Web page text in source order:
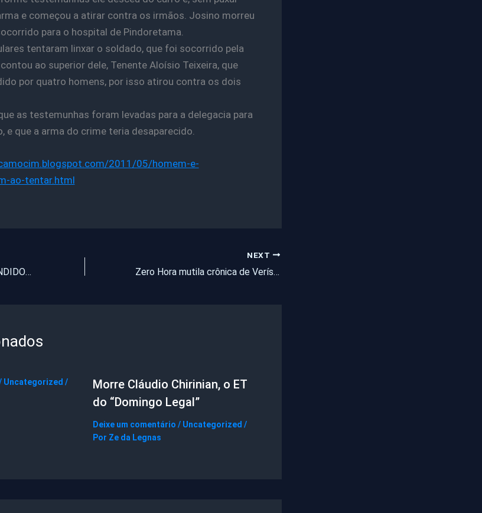
e começou a atirar contra os irmãos. Josino morreu
para o hospital de Pindoretama.
tentaram linxar o soldado, que foi socorrido pela
ao superior dele, Tenente Aloísio Teixeira, que
por quatro homens, por isso atirou contra os dois
as testemunhas foram levadas para a delegacia para
e que a arma do crime teria desaparecido.
2011/05/homem-e-
ao-tentar.html
IDOSO É MORTO POR BANDIDOS PARA ROUBAR SUA APOSENTADORIA
NEXT
Zero Hora mutila crônica de Veríssimo‏
Uncategorized /
Morre Cláudio Chirinian, o ET
do “Domingo Legal”
Deixe um comentário / Uncategorized /
Por Ze da Legnas